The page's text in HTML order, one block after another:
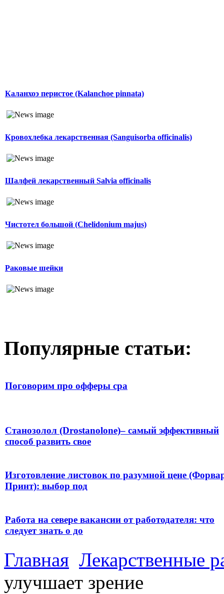
Каланхоэ перистое (Kalanchoe pinnata)
Кровохлебка лекарственная (Sanguisorba officinalis)
Шалфей лекарственный Salvia officinalis
Чистотел большой (Chelidonium majus)
Раковые шейки
Популярные статьи:
Поговорим про офферы cpa
Станозолол (Drostanolone)– самый эффективный
способ развить свое
Изготовление листовок по разумной цене
Принт): выбор под
Работа на севере вакансии от работодателя: что
следует знать о до
Главная Лекарственные
улучшает зрение